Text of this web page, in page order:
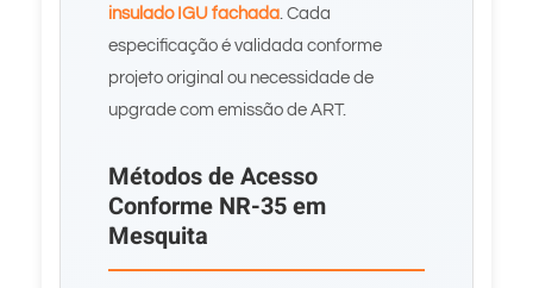
insulado IGU fachada. Cada
especificação é validada conforme
projeto original ou necessidade de
upgrade com emissão de ART.
Métodos de Acesso
Conforme NR-35 em
Mesquita